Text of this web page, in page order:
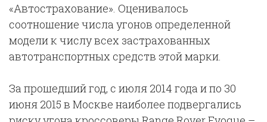
«Автострахование». Оценивалось
соотношение числа угонов определенной
модели к числу всех застрахованных
автотранспортных средств этой марки.
За прошедший год, с июля 2014 года и по 30
июня 2015 в Москве наиболее подвергались